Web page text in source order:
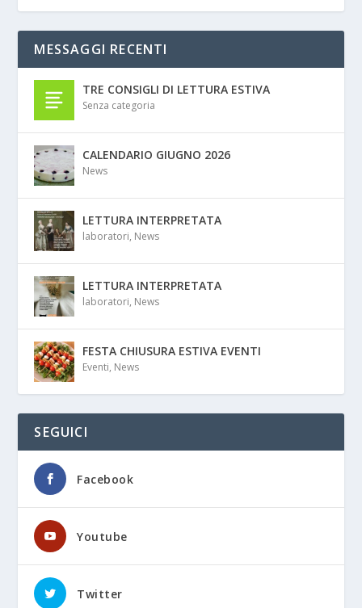
MESSAGGI RECENTI
TRE CONSIGLI DI LETTURA ESTIVA
Senza categoria
CALENDARIO GIUGNO 2026
News
LETTURA INTERPRETATA
laboratori, News
LETTURA INTERPRETATA
laboratori, News
FESTA CHIUSURA ESTIVA EVENTI
Eventi, News
SEGUICI
Facebook
Youtube
Twitter